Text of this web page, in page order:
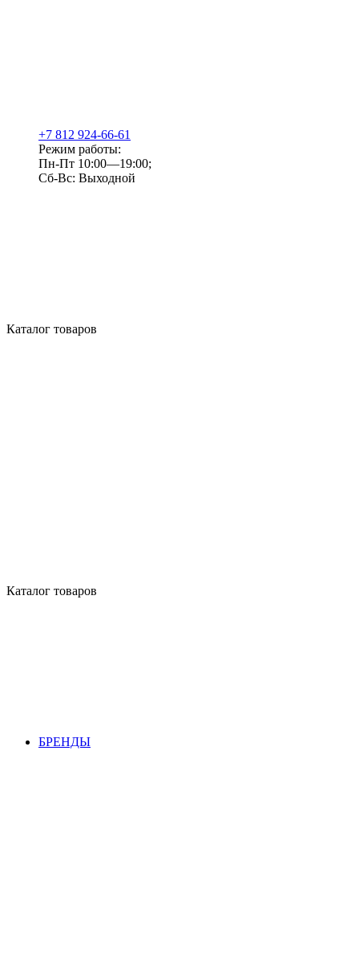
+7 812 924-66-61
Режим работы:
Пн-Пт 10:00—19:00;
Сб-Вс: Выходной
Каталог товаров
Каталог товаров
БРЕНДЫ